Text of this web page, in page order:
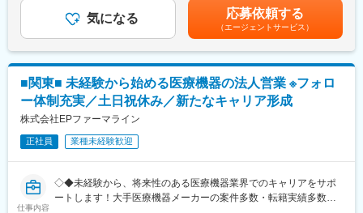
■研修体制
プロジェクトごとに異なりますが、同社または配属先のメーカー
にて研修が十分にございます。
プロジェクト配属後もマネージャーが丁寧に支援します。日々の
仕事の悩みやキャリア相談だけでなく、業務に不安がある際など
もしっかりとケアします。業界でも特に支援が手厚いと評判で
す。
ビュー等が閲覧可能です◇
Gm8rqdqY
現場配属後も、担当サポーターが伴走します。1人にしません！
・東証プライム上場Gの安定基盤×内資系企業◎安定して働ける環
境です！
■職務内容：
MR（医薬情報担当者）として、医師や医薬品卸へ訪問、医薬品に
関する情報提供を行います。
＜MRとは＞
医薬品販売に際し、医師への医薬品の効果、効能、副作用を情報
いのか」などの情報が付加されて、初めて効果的に使うことがで
きます。医師への適切な医薬品情報の提供を通じて、患者さんの
どを考慮し、規定により決定します。※年収の他に別途日当（月額
3～4万円）・諸手当有昇給：年1回★頑張りに応じて年収UP★赴
任先の評価次第で大幅に年収をUPできます。（年2回業績給改
定）賃金はあくまでも目安の金額であり、選考を通じて上下する
可能性があります。月給(月額)は固定手当を含めた表記です。
気になる 応募依頼する
（エージェントサービス）
■関東■ 未経験から始める医療機器の法人営業 ※フォロ
ー体制充実／土日祝休み／新たなキャリア形成
株式会社EPファーマライン
正社員 業種未経験歓迎
仕事内容
◇◆未経験から、将来性のある医療機器業界でのキャリアをサポ
ートします！大手医療機器メーカーの案件多数・転籍実績多数